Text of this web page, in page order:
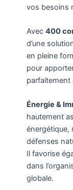
vos besoins
Avec 400
d’une
en pleine
pour
parfaitement
Énergie &
hautement
énergétique,
défenses
Il favorise
dans
globale.